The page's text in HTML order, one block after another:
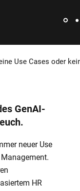
Use Cases oder
GenAI-
neuer Use
HR